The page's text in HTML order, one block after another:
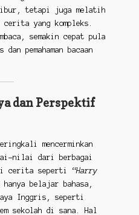
tetapi juga melatih
cerita yang kompleks.
semakin cepat pula
pemahaman bacaan
dan Perspektif
mencerminkan
nilai dari berbagai
cerita seperti “Harry
belajar bahasa,
Inggris, seperti
sekolah di sana. Hal